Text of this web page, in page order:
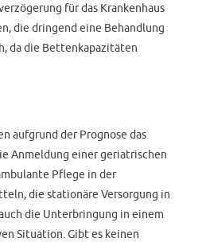
für das Krankenhaus
die dringend eine Behandlung
da die Bettenkapazitäten
aufgrund der Prognose das
Anmeldung einer geriatrischen
Pflege in der
die stationäre Versorgung in
die Unterbringung in einem
Situation. Gibt es keinen